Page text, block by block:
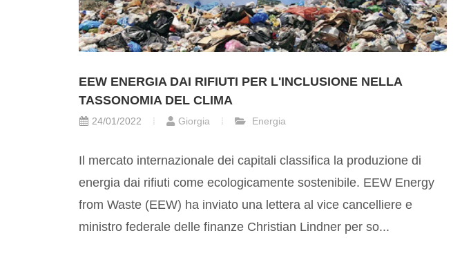
EEW ENERGIA DAI RIFIUTI PER L'INCLUSIONE NELLA
TASSONOMIA DEL CLIMA
24/01/2022 Giorgia Energia
Il mercato internazionale dei capitali classifica la produzione di
energia dai rifiuti come ecologicamente sostenibile. EEW Energy
from Waste (EEW) ha inviato una lettera al vice cancelliere e
ministro federale delle finanze Christian Lindner per so...